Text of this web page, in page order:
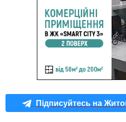
Підписуйтесь на